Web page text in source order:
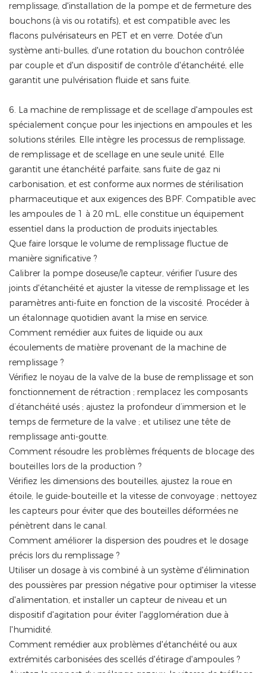
remplissage, d'installation de la pompe et de fermeture des
bouchons (à vis ou rotatifs), et est compatible avec les
flacons pulvérisateurs en PET et en verre. Dotée d'un
système anti-bulles, d'une rotation du bouchon contrôlée
par couple et d'un dispositif de contrôle d'étanchéité, elle
garantit une pulvérisation fluide et sans fuite.
6. La machine de remplissage et de scellage d'ampoules est
spécialement conçue pour les injections en ampoules et les
solutions stériles. Elle intègre les processus de remplissage,
de remplissage et de scellage en une seule unité. Elle
garantit une étanchéité parfaite, sans fuite de gaz ni
carbonisation, et est conforme aux normes de stérilisation
pharmaceutique et aux exigences des BPF. Compatible avec
les ampoules de 1 à 20 mL, elle constitue un équipement
essentiel dans la production de produits injectables.
Que faire lorsque le volume de remplissage fluctue de
manière significative ?
Calibrer la pompe doseuse/le capteur, vérifier l'usure des
joints d'étanchéité et ajuster la vitesse de remplissage et les
paramètres anti-fuite en fonction de la viscosité. Procéder à
un étalonnage quotidien avant la mise en service.
Comment remédier aux fuites de liquide ou aux
écoulements de matière provenant de la machine de
remplissage ?
Vérifiez le noyau de la valve de la buse de remplissage et son
fonctionnement de rétraction ; remplacez les composants
d’étanchéité usés ; ajustez la profondeur d’immersion et le
temps de fermeture de la valve ; et utilisez une tête de
remplissage anti-goutte.
Comment résoudre les problèmes fréquents de blocage des
bouteilles lors de la production ?
Vérifiez les dimensions des bouteilles, ajustez la roue en
étoile, le guide-bouteille et la vitesse de convoyage ; nettoyez
les capteurs pour éviter que des bouteilles déformées ne
pénètrent dans le canal.
Comment améliorer la dispersion des poudres et le dosage
précis lors du remplissage ?
Utiliser un dosage à vis combiné à un système d'élimination
des poussières par pression négative pour optimiser la vitesse
d'alimentation, et installer un capteur de niveau et un
dispositif d'agitation pour éviter l'agglomération due à
l'humidité.
Comment remédier aux problèmes d'étanchéité ou aux
extrémités carbonisées des scellés d'étirage d'ampoules ?